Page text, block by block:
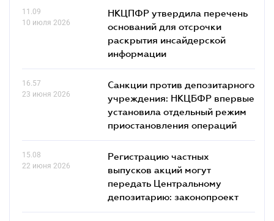
11.09
10 июля 2026
НКЦПФР утвердила перечень
оснований для отсрочки
раскрытия инсайдерской
информации
16.57
23 июня 2026
Санкции против депозитарного
учреждения: НКЦБФР впервые
установила отдельный режим
приостановления операций
15.08
22 июня 2026
Регистрацию частных
выпусков акций могут
передать Центральному
депозитарию: законопроект